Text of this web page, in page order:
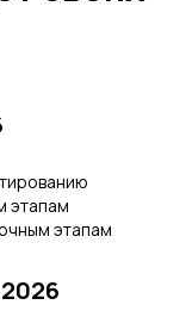
этапам
этапам